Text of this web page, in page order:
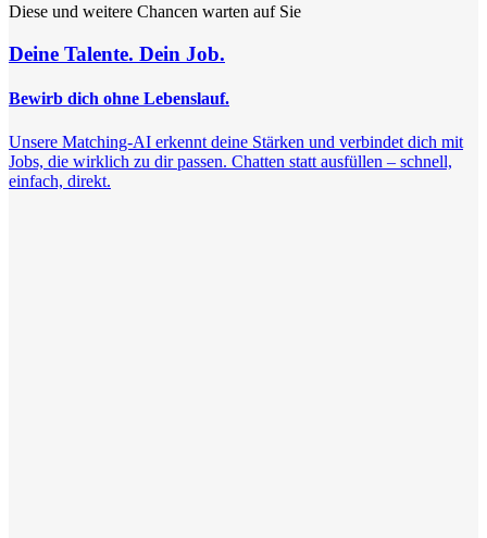
Diese und weitere Chancen warten auf Sie
Deine Talente. Dein Job.
Bewirb dich ohne Lebenslauf.
Unsere Matching-AI erkennt deine Stärken und verbindet dich mit
Jobs, die wirklich zu dir passen. Chatten statt ausfüllen – schnell,
einfach, direkt.